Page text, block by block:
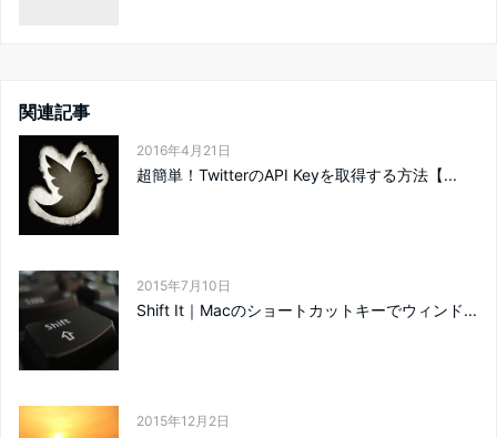
関連記事
2016年4月21日
超簡単！TwitterのAPI Keyを取得する方法【...
2015年7月10日
Shift It｜Macのショートカットキーでウィンド...
2015年12月2日